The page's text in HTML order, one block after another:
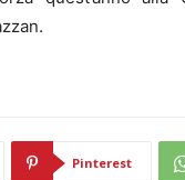
Pinterest